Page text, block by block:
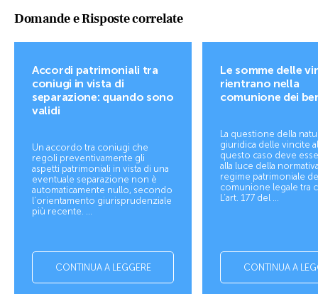
Domande e Risposte correlate
Accordi patrimoniali tra
coniugi in vista di
separazione: quando sono
validi
Un accordo tra coniugi che
regoli preventivamente gli
aspetti patrimoniali in vista di una
eventuale separazione non è
automaticamente nullo, secondo
l’orientamento giurisprudenziale
più recente. ...
CONTINUA A LEGGERE
Le somme delle
rientrano nella
comunione dei
La questione della
giuridica delle vincite
questo caso deve
alla luce della
regime patrimoniale
comunione legale tra
L’art. 177 del ...
CONTINUA A